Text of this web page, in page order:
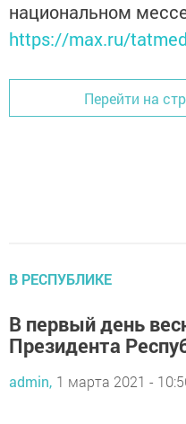
национальном
https://max.ru/
Перейти на
В РЕСПУБЛИКЕ
В первый день
Президента
admin, 1 марта 2021 -